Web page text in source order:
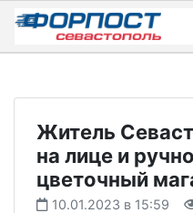
Skip
content
Житель
на лице и
цветочный
10.01.2023 в 15:59